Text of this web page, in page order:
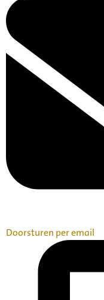
Doorsturen per email